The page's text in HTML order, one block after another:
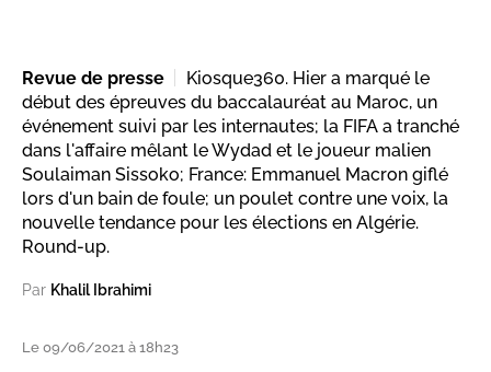
Revue de presse
Kiosque360. Hier a marqué le
début des épreuves du baccalauréat au Maroc, un
événement suivi par les internautes; la FIFA a tranché
dans l'affaire mêlant le Wydad et le joueur malien
Soulaiman Sissoko; France: Emmanuel Macron giflé
lors d'un bain de foule; un poulet contre une voix, la
nouvelle tendance pour les élections en Algérie.
Round-up.
Par Khalil Ibrahimi
Le 09/06/2021 à 18h23